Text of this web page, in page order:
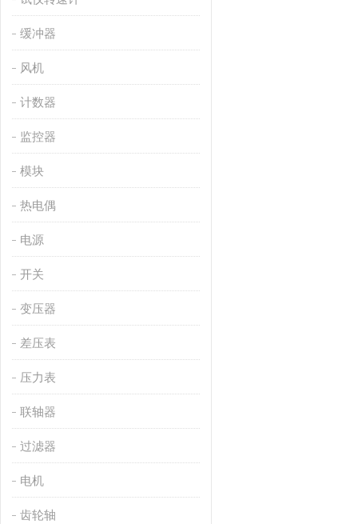
缓冲器
风机
计数器
监控器
模块
热电偶
电源
开关
变压器
差压表
压力表
联轴器
过滤器
电机
齿轮轴